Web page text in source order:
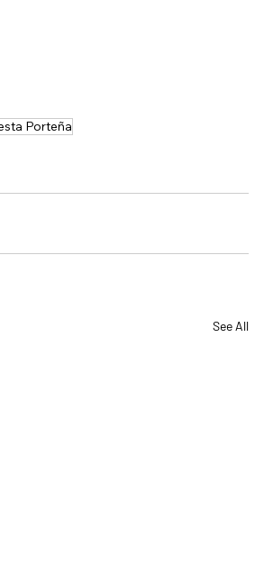
Porteña
See All